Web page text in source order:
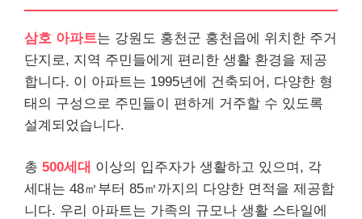
삼호 아파트는 강원도 홍천군 홍천읍에 위치한 주거
단지로, 지역 주민들에게 편리한 생활 환경을 제공
합니다. 이 아파트는 1995년에 건축되어, 다양한 형
태의 구성으로 주민들이 편하게 거주할 수 있도록
설계되었습니다.
총 500세대 이상의 입주자가 생활하고 있으며, 각
세대는 48㎡부터 85㎡까지의 다양한 면적을 제공합
니다. 우리 아파트는 가족의 규모나 생활 스타일에